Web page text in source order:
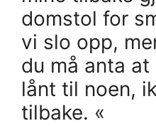
domstol for
vi slo opp,
du må anta
lånt til noen,
tilbake. «